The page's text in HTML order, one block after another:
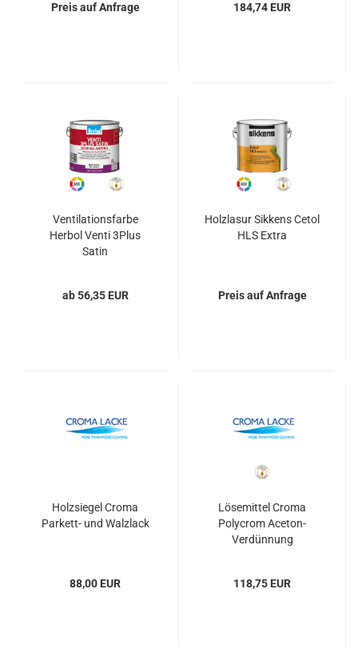
Preis auf Anfrage 184,74 EUR
Ventilationsfarbe
Herbol Venti 3Plus
Satin
ab 56,35 EUR
Holzlasur Sikkens Cetol
HLS Extra
Preis auf Anfrage
Holzsiegel Croma
Parkett- und Walzlack
88,00 EUR
Lösemittel Croma
Polycrom Aceton-
Verdünnung
118,75 EUR